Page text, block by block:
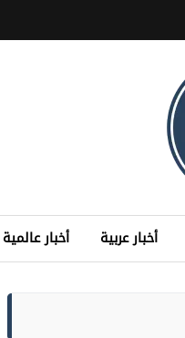
أخبار عربية أخبار عالمية